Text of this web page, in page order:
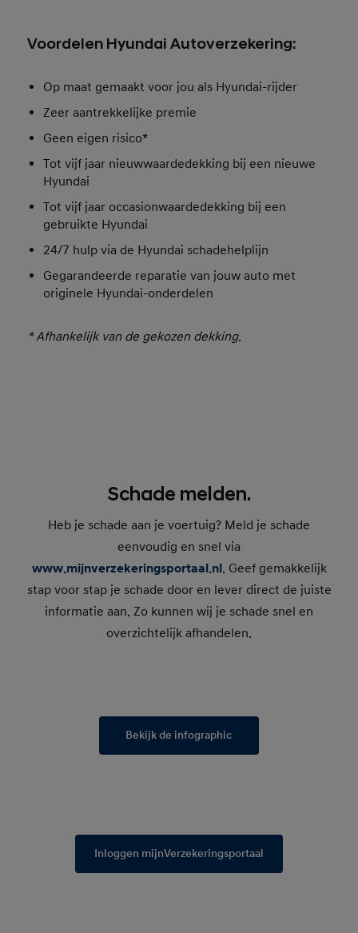
Voordelen Hyundai Autoverzekering:
Op maat gemaakt voor jou als Hyundai-rijder
Zeer aantrekkelijke premie
Geen eigen risico*
Tot vijf jaar nieuwwaardedekking bij een nieuwe
Hyundai
Tot vijf jaar occasionwaardedekking bij een
gebruikte Hyundai
24/7 hulp via de Hyundai schadehelplijn
Gegarandeerde reparatie van jouw auto met
originele Hyundai-onderdelen
* Afhankelijk van de gekozen dekking.
Schade melden.
Heb je schade aan je voertuig? Meld je schade
eenvoudig en snel via
www.mijnverzekeringsportaal.nl. Geef gemakkelijk
stap voor stap je schade door en lever direct de juiste
informatie aan. Zo kunnen wij je schade snel en
overzichtelijk afhandelen.
Bekijk de infographic
Inloggen mijnVerzekeringsportaal